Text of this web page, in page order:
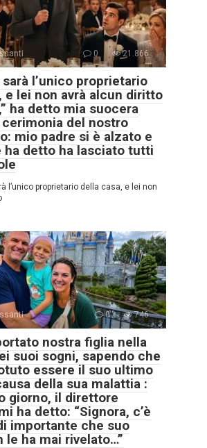
0 21.866
l’unico proprietario
e lei non avrà alcun diritto
ha detto mia suocera
del nostro
mio padre si è alzato e
ha detto ha lasciato tutti
l’unico proprietario della casa, e lei non
0 746
nostra figlia nella
suoi sogni, sapendo che
essere il suo ultimo
della sua malattia :
giorno, il direttore
ha detto: “Signora, c’è
importante che suo
le ha mai rivelato…”